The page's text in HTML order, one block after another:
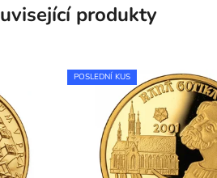
produkty
POSLEDNÍ KUS